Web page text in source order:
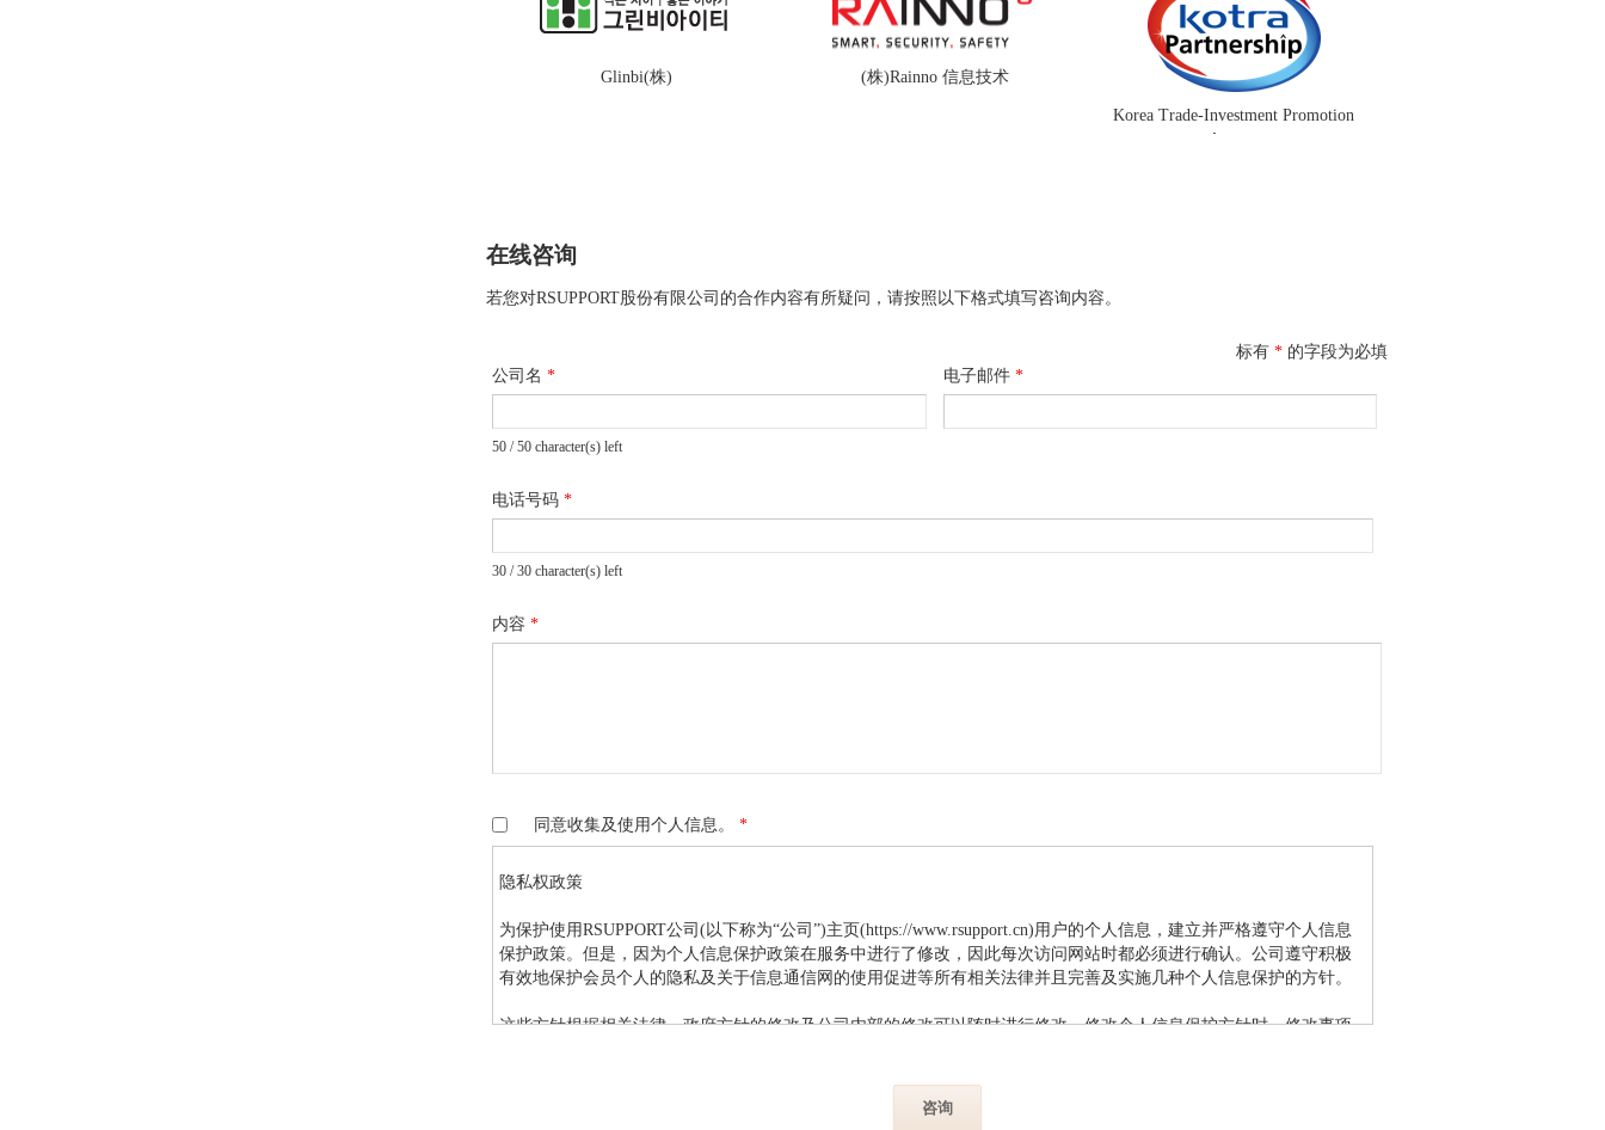
Glinbi(株)
高品质的服务。
(株)Rainno 信息技术
高品质的服务。
Korea Trade-Investment Promotion
Agency
高品质的服务。
Homepage
在线咨询
若您对RSUPPORT股份有限公司的合作内容有所疑问，请按照以下格式填写咨询内容。
标有 * 的字段为必填
公司名*
50 / 50 character(s) left
电子邮件 *
电话号码*
30 / 30 character(s) left
内容*
同意收集及使用个人信息。*
隐私权政策
为保护使用RSUPPORT公司(以下称为“公司”)主页(https://www.rsupport.cn)用户的个人信息，建立并严格遵守个人信息
保护政策。但是，因为个人信息保护政策在服务中进行了修改，因此每次访问网站时都必须进行确认。公司遵守积极
有效地保护会员个人的隐私及关于信息通信网的使用促进等所有相关法律并且完善及实施几种个人信息保护的方针。
这些方针根据相关法律、政府方针的修改及公司内部的修改可以随时进行修改。修改个人信息保护方针时，修改事项
请参照及阅读以下个人信息保护方针关于在公司怎样处理个人信息的内容。个人信息保护政策根据政府的法律、方针